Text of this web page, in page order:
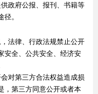
政府公报、报刊、书籍等
。
法律、行政法规禁止公开
安全、公共安全、经济安
对第三方合法权益造成损
，第三方同意公开或者本